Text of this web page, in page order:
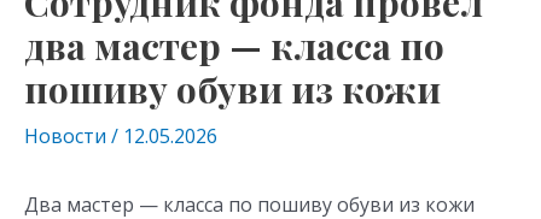
два мастер — класса по
пошиву обуви из кожи
Новости / 12.05.2026
Два мастер — класса по пошиву обуви из кожи